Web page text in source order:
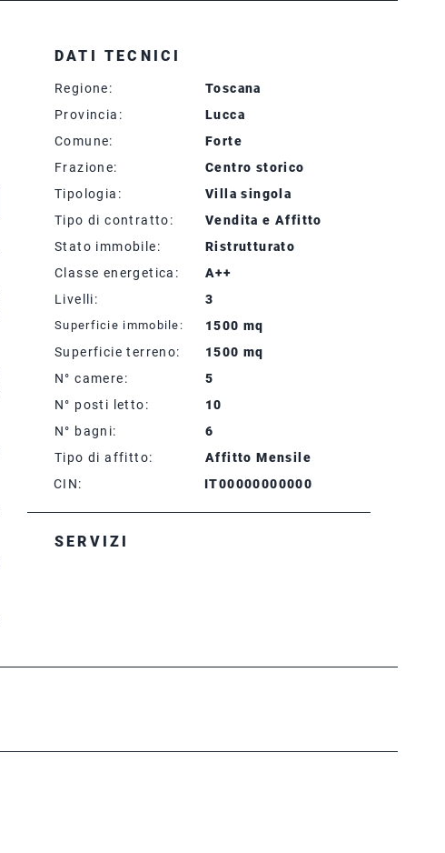
DATI TECNICI
Regione:
Toscana
Provincia:
Lucca
Comune:
Forte
Frazione:
Centro storico
Tipologia:
Villa singola
Tipo di contratto:
Vendita e Affitto
Stato immobile:
Ristrutturato
Classe energetica:
A++
Livelli:
3
Superficie immobile:
1500 mq
Superficie terreno:
1500 mq
N° camere:
5
N° posti letto:
10
N° bagni:
6
Tipo di affitto:
Affitto Mensile
CIN:
IT00000000000
SERVIZI